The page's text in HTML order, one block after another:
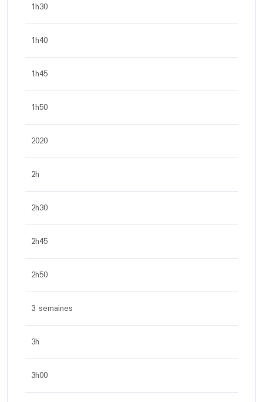
1h30
1h40
1h45
1h50
2020
2h
2h30
2h45
2h50
3 semaines
3h
3h00